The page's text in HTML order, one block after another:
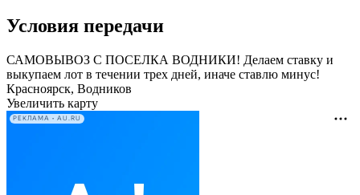
Условия передачи
САМОВЫВОЗ С ПОСЕЛКА ВОДНИКИ! Делаем ставку и
выкупаем лот в течении трех дней, иначе ставлю минус!
Красноярск, Водников
Увеличить карту
РЕКЛАМА • AU.RU